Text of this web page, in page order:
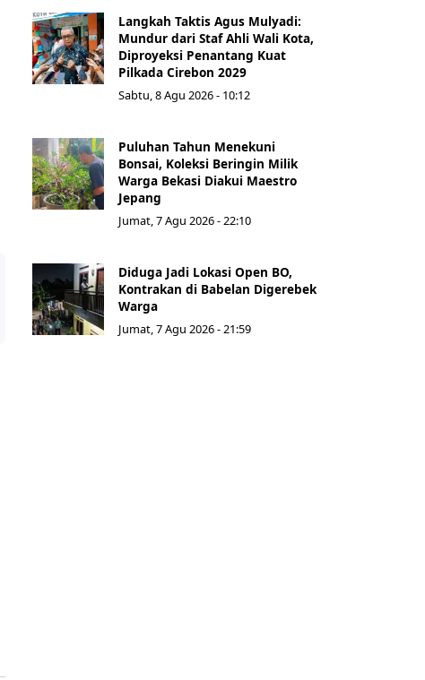
Langkah Taktis Agus Mulyadi:
Mundur dari Staf Ahli Wali Kota,
Diproyeksi Penantang Kuat
Pilkada Cirebon 2029
Sabtu, 8 Agu 2026 - 10:12
Puluhan Tahun Menekuni
Bonsai, Koleksi Beringin Milik
Warga Bekasi Diakui Maestro
Jepang
Jumat, 7 Agu 2026 - 22:10
Diduga Jadi Lokasi Open BO,
Kontrakan di Babelan Digerebek
Warga
Jumat, 7 Agu 2026 - 21:59